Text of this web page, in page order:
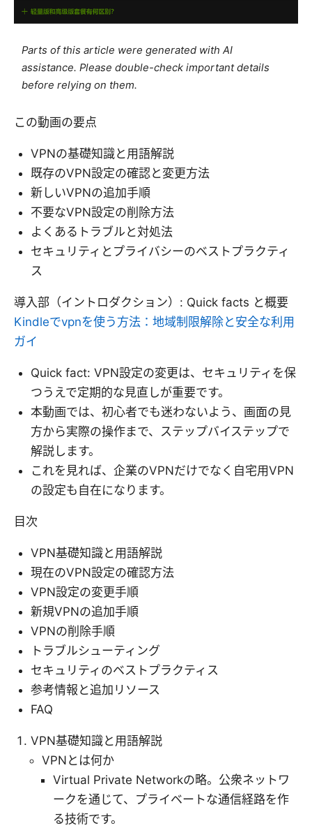
Parts of this article were generated with AI
assistance. Please double-check important details
before relying on them.
この動画の要点
VPNの基礎知識と用語解説
既存のVPN設定の確認と変更方法
新しいVPNの追加手順
不要なVPN設定の削除方法
よくあるトラブルと対処法
セキュリティとプライバシーのベストプラクティ
ス
導入部（イントロダクション）: Quick facts と概要
Kindleでvpnを使う方法：地域制限解除と安全な利用
ガイ
Quick fact: VPN設定の変更は、セキュリティを保
つうえで定期的な見直しが重要です。
本動画では、初心者でも迷わないよう、画面の見
方から実際の操作まで、ステップバイステップで
解説します。
これを見れば、企業のVPNだけでなく自宅用VPN
の設定も自在になります。
目次
VPN基礎知識と用語解説
現在のVPN設定の確認方法
VPN設定の変更手順
新規VPNの追加手順
VPNの削除手順
トラブルシューティング
セキュリティのベストプラクティス
参考情報と追加リソース
FAQ
VPN基礎知識と用語解説
VPNとは何か
Virtual Private Networkの略。公衆ネットワ
ークを通じて、プライベートな通信経路を作
る技術です。